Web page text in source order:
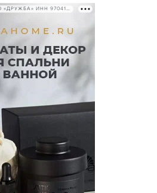
РЕКЛАМА • ООО «ДРУЖБА» ИНН 9704146411